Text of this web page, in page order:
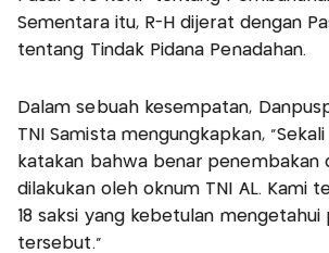
Sementara itu, R-H dijerat dengan
tentang Tindak Pidana Penadahan.
Dalam sebuah kesempatan,
TNI Samista mengungkapkan,
katakan bahwa benar penembakan
dilakukan oleh oknum TNI AL. Kami
18 saksi yang kebetulan mengetahui
tersebut."